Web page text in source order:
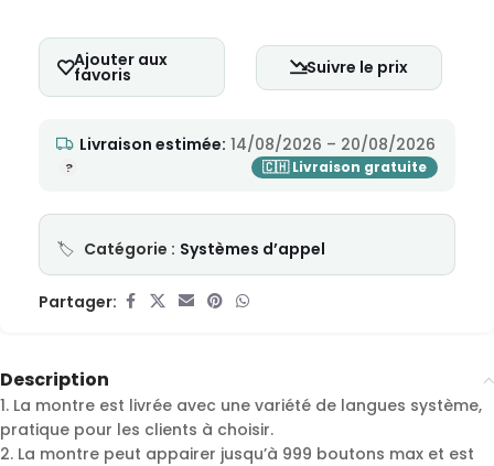
Ajouter aux
favoris Suivre le prix
Livraison estimée: 14/08/2026 – 20/08/2026
Catégorie : Systèmes d’appel
Partager:
Description
1. La montre est livrée avec une variété de langues système,
pratique pour les clients à choisir.
2. La montre peut appairer jusqu’à 999 boutons max et est